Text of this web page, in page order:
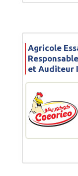
Agricole
et Auditeur